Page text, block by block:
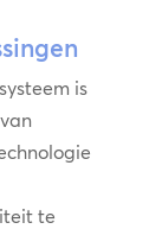
is
te